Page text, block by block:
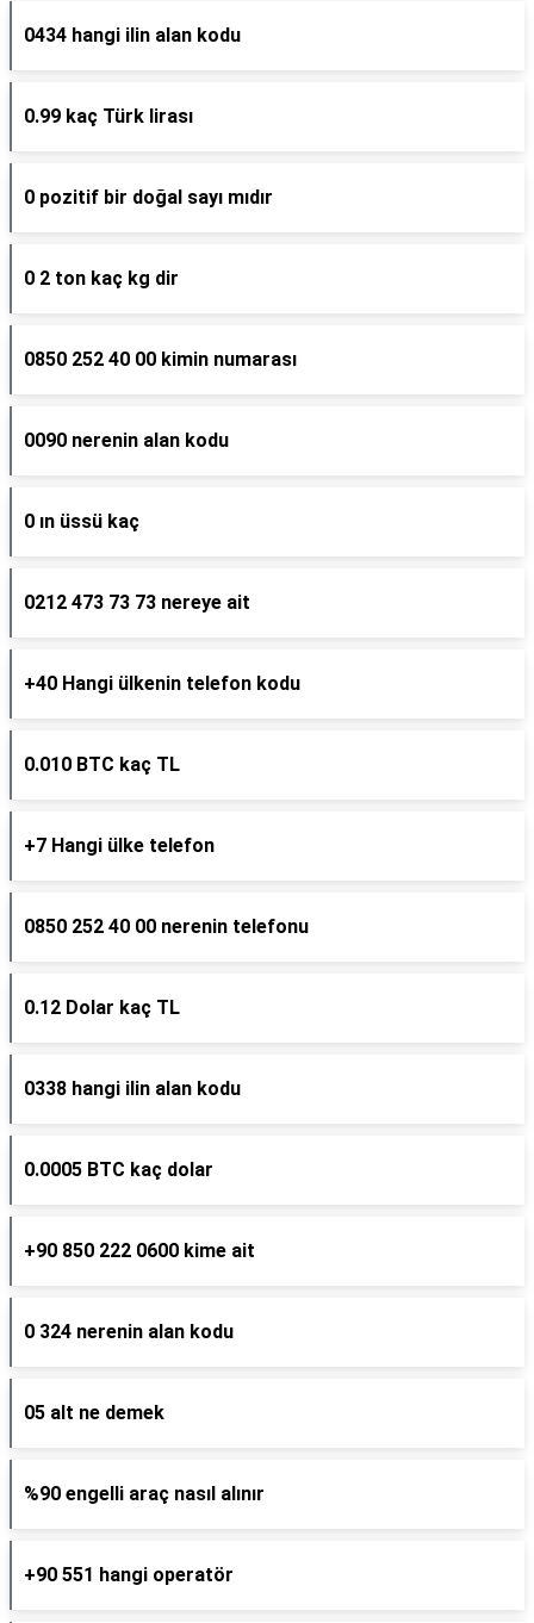
0434 hangi ilin alan kodu
0.99 kaç Türk lirası
0 pozitif bir doğal sayı mıdır
0 2 ton kaç kg dir
0850 252 40 00 kimin numarası
0090 nerenin alan kodu
0 ın üssü kaç
0212 473 73 73 nereye ait
+40 Hangi ülkenin telefon kodu
0.010 BTC kaç TL
+7 Hangi ülke telefon
0850 252 40 00 nerenin telefonu
0.12 Dolar kaç TL
0338 hangi ilin alan kodu
0.0005 BTC kaç dolar
+90 850 222 0600 kime ait
0 324 nerenin alan kodu
05 alt ne demek
%90 engelli araç nasıl alınır
+90 551 hangi operatör